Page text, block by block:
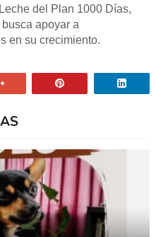
del Plan 1000 Días,
apoyar a
en su crecimiento.